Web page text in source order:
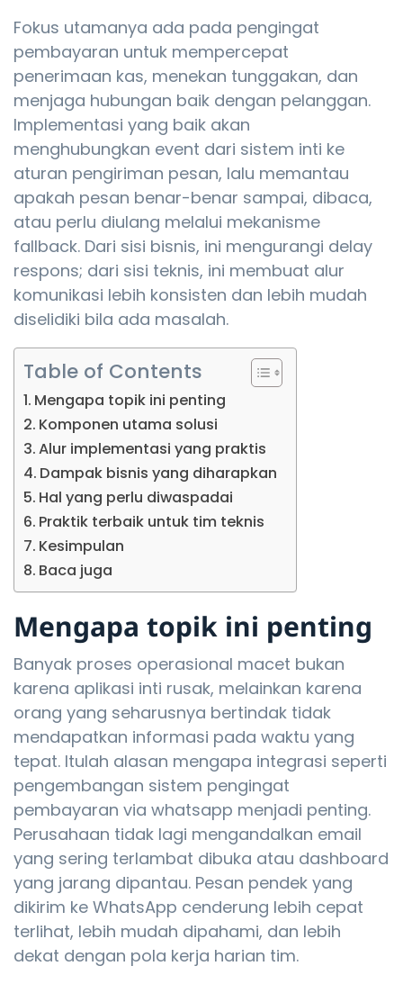
Fokus utamanya ada pada pengingat
pembayaran untuk mempercepat
penerimaan kas, menekan tunggakan, dan
menjaga hubungan baik dengan pelanggan.
Implementasi yang baik akan
menghubungkan event dari sistem inti ke
aturan pengiriman pesan, lalu memantau
apakah pesan benar-benar sampai, dibaca,
atau perlu diulang melalui mekanisme
fallback. Dari sisi bisnis, ini mengurangi delay
respons; dari sisi teknis, ini membuat alur
komunikasi lebih konsisten dan lebih mudah
diselidiki bila ada masalah.
Table of Contents
Mengapa topik ini penting
Komponen utama solusi
Alur implementasi yang praktis
Dampak bisnis yang diharapkan
Hal yang perlu diwaspadai
Praktik terbaik untuk tim teknis
Kesimpulan
Baca juga
Mengapa topik ini penting
Banyak proses operasional macet bukan
karena aplikasi inti rusak, melainkan karena
orang yang seharusnya bertindak tidak
mendapatkan informasi pada waktu yang
tepat. Itulah alasan mengapa integrasi seperti
pengembangan sistem pengingat
pembayaran via whatsapp menjadi penting.
Perusahaan tidak lagi mengandalkan email
yang sering terlambat dibuka atau dashboard
yang jarang dipantau. Pesan pendek yang
dikirim ke WhatsApp cenderung lebih cepat
terlihat, lebih mudah dipahami, dan lebih
dekat dengan pola kerja harian tim.